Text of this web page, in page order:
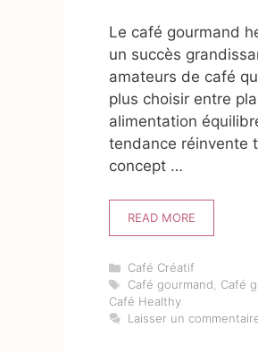
Le café gourmand
un succès
amateurs de café
plus choisir entre
alimentation
tendance réinvente
concept …
READ MORE
Catégories
Café Créatif
Étiquettes
Café gourmand Café
Café Healthy
Laisser un